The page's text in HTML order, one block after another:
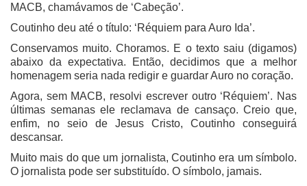
MACB, chamávamos de ‘Cabeção’.
Coutinho deu até o título: ‘Réquiem para Auro Ida’.
Conservamos muito. Choramos. E o texto saiu (digamos)
abaixo da expectativa. Então, decidimos que a melhor
homenagem seria nada redigir e guardar Auro no coração.
Agora, sem MACB, resolvi escrever outro ‘Réquiem’. Nas
últimas semanas ele reclamava de cansaço. Creio que,
enfim, no seio de Jesus Cristo, Coutinho conseguirá
descansar.
Muito mais do que um jornalista, Coutinho era um símbolo.
O jornalista pode ser substituído. O símbolo, jamais.